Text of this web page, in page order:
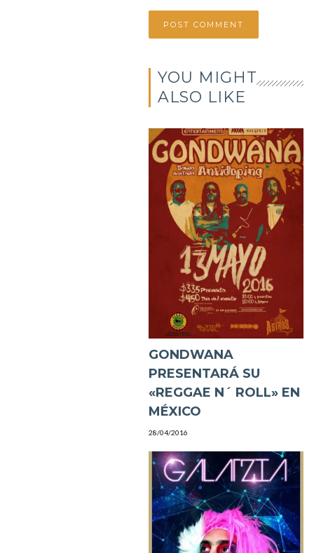
YOU MIGHT
ALSO LIKE
GONDWANA
PRESENTARÁ SU
«REGGAE N´ ROLL» EN
MÉXICO
28/04/2016